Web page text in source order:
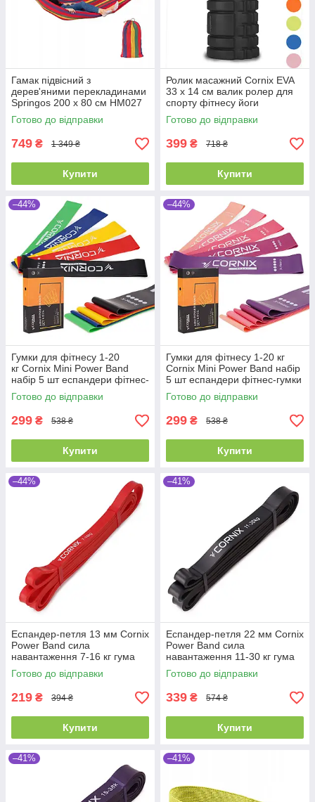
Гамак підвісний з
дерев'яними перекладинами
Springos 200 x 80 см HM027
Готово до відправки
749 ₴ 1 349 ₴
Купити
Ролик масажний Cornix EVA
33 x 14 см валик ролер для
спорту фітнесу йоги
тренувань
Готово до відправки
399 ₴ 718 ₴
Купити
–44%
Гумки для фітнесу 1-20
кг Cornix Mini Power Band
набір 5 шт еспандери фітнес-
гумки
Готово до відправки
299 ₴ 538 ₴
Купити
–44%
Гумки для фітнесу 1-20 кг
Cornix Mini Power Band набір
5 шт еспандери фітнес-гумки
стрічкові
Готово до відправки
299 ₴ 538 ₴
Купити
–44%
Еспандер-петля 13 мм Cornix
Power Band сила
навантаження 7-16 кг гума
для фітнесу спорту
Готово до відправки
219 ₴ 394 ₴
Купити
–41%
Еспандер-петля 22 мм Cornix
Power Band сила
навантаження 11-30 кг гума
для фітнесу спорту
Готово до відправки
339 ₴ 574 ₴
Купити
–41% –41%